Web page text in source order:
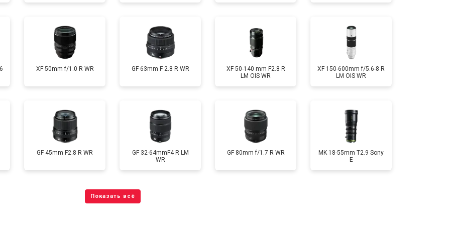
XF 50mm f/1.0 R WR GF 63mm F 2.8 R WR
XF 50-140 mm F2.8 R
LM OIS WR
XF 150-600mm f/5.6-8 R
LM OIS WR
GF 45mm F2.8 R WR
GF 32-64mmF4 R LM
WR
GF 80mm f/1.7 R WR
MK 18-55mm T2.9 Sony
E